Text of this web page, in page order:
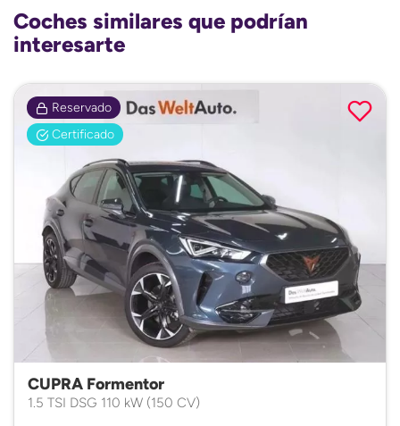
Coches similares que podrían
interesarte
Reservado
Certificado
CUPRA Formentor
1.5 TSI DSG 110 kW (150 CV)